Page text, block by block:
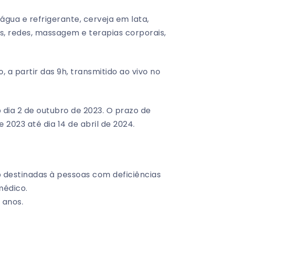
e refrigerante, cerveja em lata,
redes, massagem e terapias corporais,
a partir das 9h, transmitido ao vivo no
2 de outubro de 2023. O prazo de
até dia 14 de abril de 2024.
à pessoas com deficiências